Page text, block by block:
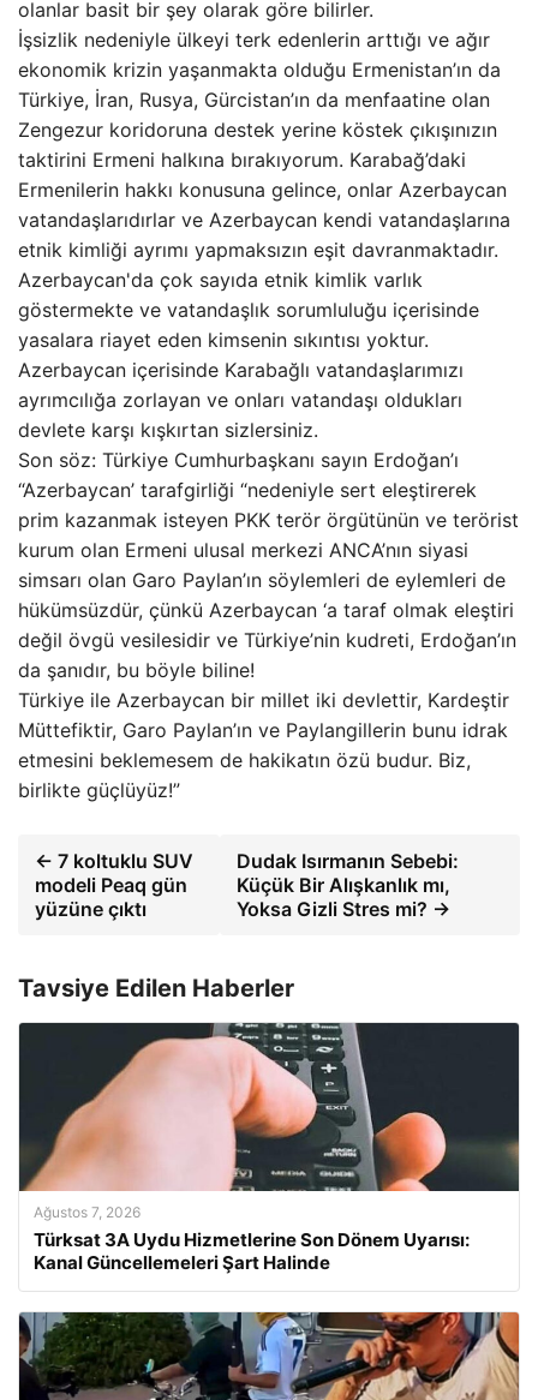
olanlar basit bir şey olarak göre bilirler.
İşsizlik nedeniyle ülkeyi terk edenlerin arttığı ve ağır
ekonomik krizin yaşanmakta olduğu Ermenistan’ın da
Türkiye, İran, Rusya, Gürcistan’ın da menfaatine olan
Zengezur koridoruna destek yerine köstek çıkışınızın
taktirini Ermeni halkına bırakıyorum. Karabağ’daki
Ermenilerin hakkı konusuna gelince, onlar Azerbaycan
vatandaşlarıdırlar ve Azerbaycan kendi vatandaşlarına
etnik kimliği ayrımı yapmaksızın eşit davranmaktadır.
Azerbaycan'da çok sayıda etnik kimlik varlık
göstermekte ve vatandaşlık sorumluluğu içerisinde
yasalara riayet eden kimsenin sıkıntısı yoktur.
Azerbaycan içerisinde Karabağlı vatandaşlarımızı
ayrımcılığa zorlayan ve onları vatandaşı oldukları
devlete karşı kışkırtan sizlersiniz.
Son söz: Türkiye Cumhurbaşkanı sayın Erdoğan’ı
“Azerbaycan’ tarafgirliği “nedeniyle sert eleştirerek
prim kazanmak isteyen PKK terör örgütünün ve terörist
kurum olan Ermeni ulusal merkezi ANCA’nın siyasi
simsarı olan Garo Paylan’ın söylemleri de eylemleri de
hükümsüzdür, çünkü Azerbaycan ‘a taraf olmak eleştiri
değil övgü vesilesidir ve Türkiye’nin kudreti, Erdoğan’ın
da şanıdır, bu böyle biline!
Türkiye ile Azerbaycan bir millet iki devlettir, Kardeştir
Müttefiktir, Garo Paylan’ın ve Paylangillerin bunu idrak
etmesini beklemesem de hakikatın özü budur. Biz,
birlikte güçlüyüz!”
← 7 koltuklu SUV
modeli Peaq gün
yüzüne çıktı
Dudak Isırmanın Sebebi:
Küçük Bir Alışkanlık mı,
Yoksa Gizli Stres mi? →
Tavsiye Edilen Haberler
Ağustos 7, 2026
Türksat 3A Uydu Hizmetlerine Son Dönem Uyarısı:
Kanal Güncellemeleri Şart Halinde